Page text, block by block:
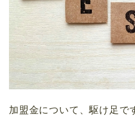
加盟金について、駆け足で